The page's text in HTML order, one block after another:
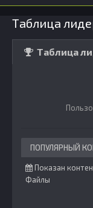
Таблица
Таблица
ПОПУЛЯРНЫЙ
Показан
Файлы